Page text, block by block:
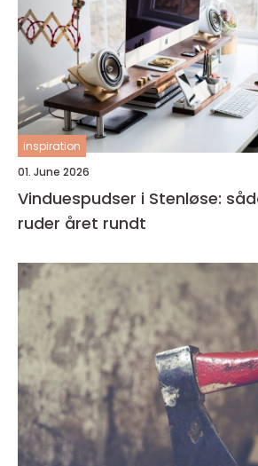
inspiration
01. June 2026
Vinduespudser i Stenløse:
ruder året rundt